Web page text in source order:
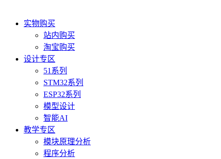
实物购买
站内购买
淘宝购买
设计专区
51系列
STM32系列
ESP32系列
模型设计
智能AI
教学专区
模块原理分析
程序分析